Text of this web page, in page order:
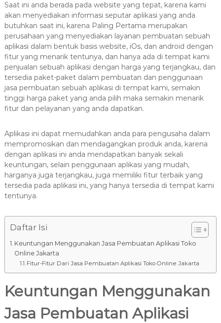
i
k
H
u
b
0
8
1
2
8
7
7
9
-
4
4
Saat ini anda berada pada website yang tepat, karena kami
akan menyediakan informasi seputar aplikasi yang anda
butuhkan saat ini, karena Paling Pertama merupakan
perusahaan yang menyediakan layanan pembuatan sebuah
aplikasi dalam bentuk basis website, iOs, dan android dengan
fitur yang menarik tentunya, dan hanya ada di tempat kami
penjualan sebuah aplikasi dengan harga yang terjangkau, dan
tersedia paket-paket dalam pembuatan dan penggunaan
jasa pembuatan sebuah aplikasi di tempat kami, semakin
tinggi harga paket yang anda pilih maka semakin menarik
fitur dan pelayanan yang anda dapatkan.
Aplikasi ini dapat memudahkan anda para pengusaha dalam
mempromosikan dan mendagangkan produk anda, karena
dengan aplikasi ini anda mendapatkan banyak sekali
keuntungan, selain penggunaan aplikasi yang mudah,
harganya juga terjangkau, juga memiliki fitur terbaik yang
tersedia pada aplikasi ini, yang hanya tersedia di tempat kami
tentunya.
Daftar Isi
Keuntungan Menggunakan Jasa Pembuatan Aplikasi Toko
Online Jakarta
Fitur-Fitur Dari Jasa Pembuatan Aplikasi Toko Online Jakarta
Keuntungan Menggunakan
Jasa Pembuatan Aplikasi